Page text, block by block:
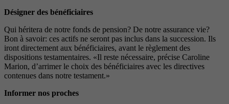
Désigner des bénéficiaires
Qui héritera de notre fonds de pension? De notre assurance vie?
Bon à savoir: ces actifs ne seront pas inclus dans la succession. Ils
iront directement aux bénéficiaires, avant le règlement des
dispositions testamentaires. «Il reste nécessaire, précise Caroline
Marion, d’arrimer le choix des bénéficiaires avec les directives
contenues dans notre testament.»
Informer nos proches